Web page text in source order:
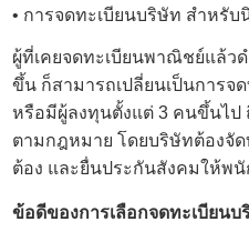
• การจดทะเบียนบริษัท สำหรับ
ผู้ที่เคยจดทะเบียนพาณิชย์แล้วด
ขึ้น ก็สามารถเปลี่ยนเป็นการจ
หรือมีผู้ลงทุนตั้งแต่ 3 คนขึ้นไป
ตามกฎหมาย โดยบริษัทต้องจั
ต้อง และยื่นประกันสังคมให้พนั
ข้อดีของการเลือกจดทะเบียนบ